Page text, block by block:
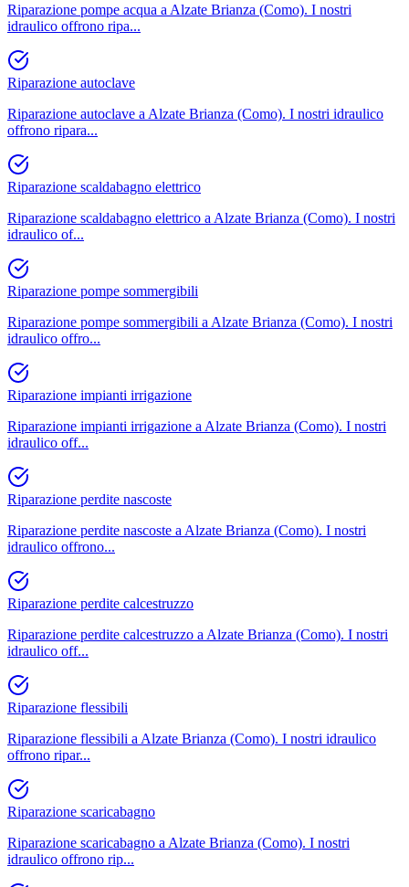
Riparazione pompe acqua a Alzate Brianza (Como). I nostri
idraulico offrono ripa...
Riparazione autoclave
Riparazione autoclave a Alzate Brianza (Como). I nostri idraulico
offrono ripara...
Riparazione scaldabagno elettrico
Riparazione scaldabagno elettrico a Alzate Brianza (Como). I nostri
idraulico of...
Riparazione pompe sommergibili
Riparazione pompe sommergibili a Alzate Brianza (Como). I nostri
idraulico offro...
Riparazione impianti irrigazione
Riparazione impianti irrigazione a Alzate Brianza (Como). I nostri
idraulico off...
Riparazione perdite nascoste
Riparazione perdite nascoste a Alzate Brianza (Como). I nostri
idraulico offrono...
Riparazione perdite calcestruzzo
Riparazione perdite calcestruzzo a Alzate Brianza (Como). I nostri
idraulico off...
Riparazione flessibili
Riparazione flessibili a Alzate Brianza (Como). I nostri idraulico
offrono ripar...
Riparazione scaricabagno
Riparazione scaricabagno a Alzate Brianza (Como). I nostri
idraulico offrono rip...